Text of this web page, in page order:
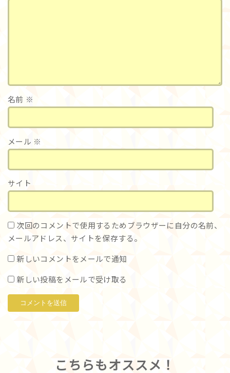
名前 ※
メール ※
サイト
次回のコメントで使用するためブラウザーに自分の名前、
メールアドレス、サイトを保存する。
新しいコメントをメールで通知
新しい投稿をメールで受け取る
こちらもオススメ！